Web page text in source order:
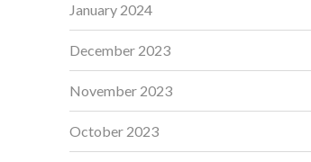
January 2024
December 2023
November 2023
October 2023